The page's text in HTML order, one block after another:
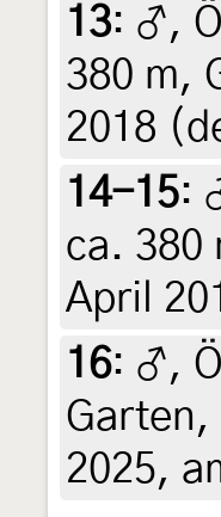
13: ♂,
380 m,
2018
14-15:
ca. 380
April
16: ♂,
Garten,
2025,